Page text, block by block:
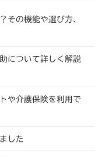
その機能や選び方、
について詳しく解説
や介護保険を利用で
した